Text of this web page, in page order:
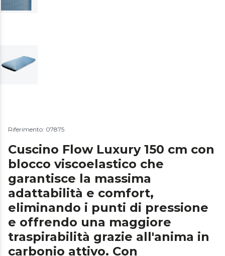
Riferimento: 07875
Cuscino Flow Luxury 150 cm con
blocco viscoelastico che
garantisce la massima
adattabilità e comfort,
eliminando i punti di pressione
e offrendo una maggiore
traspirabilità grazie all'anima in
carbonio attivo. Con